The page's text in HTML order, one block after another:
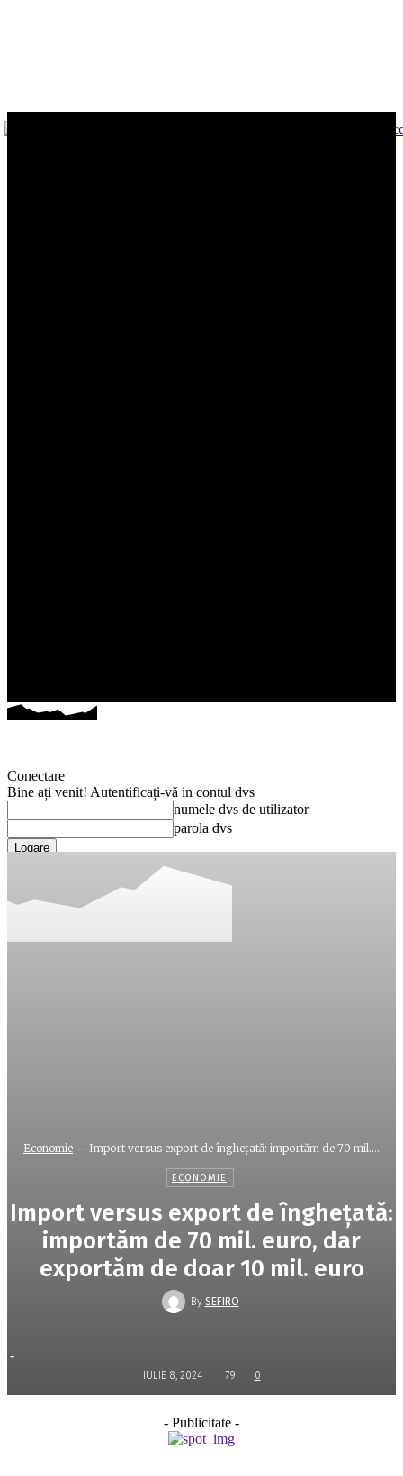
Conectare
Bine ați venit! Autentificați-vă in contul dvs
numele dvs de utilizator
parola dvs
Ați uitat parola? obține ajutor
Recuperați-vă parola
Economie Import versus export de îngheţată: importăm de 70 mil....
ECONOMIE
Import versus export de îngheţată:
importăm de 70 mil. euro, dar
exportăm de doar 10 mil. euro
By SEFIRO
-
IULIE 8, 2024 79 0
- Publicitate -